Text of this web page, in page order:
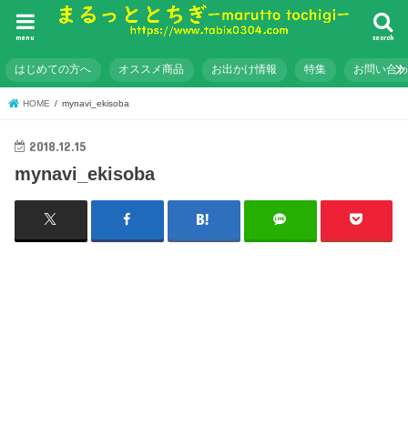
search
menu
はじめての方へ オススメ商品 お出かけ情報 特集 お問い合
HOME mynavi_ekisoba
2018.12.15
mynavi_ekisoba